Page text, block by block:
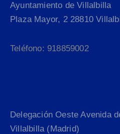
Ayuntamiento de Villalbilla
Plaza Mayor, 2 28810
Teléfono: 918859002
Delegación Oeste Avenida
Villalbilla (Madrid)